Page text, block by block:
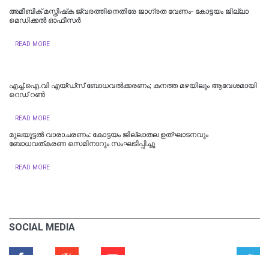
അമീബിക് മസ്തിഷ്‌ക ജ്വരത്തിനെതിരേ ജാഗ്രത വേണം- കോട്ടയം ജില്ലാ
മെഡിക്കൽ ഓഫീസർ
READ MORE
എച്ച്.ഐ.വി എയ്ഡ്‌സ് ബോധവൽക്കരണം; കനത്ത മഴയിലും ആവേശമായി
റെഡ് റൺ
READ MORE
മുലയൂട്ടൽ വാരാചരണം: കോട്ടയം ജില്ലാതല ഉത്ഘാടനവും
ബോധവത്കരണ സെമിനാറും സംഘടിപ്പിച്ചു
READ MORE
SOCIAL MEDIA